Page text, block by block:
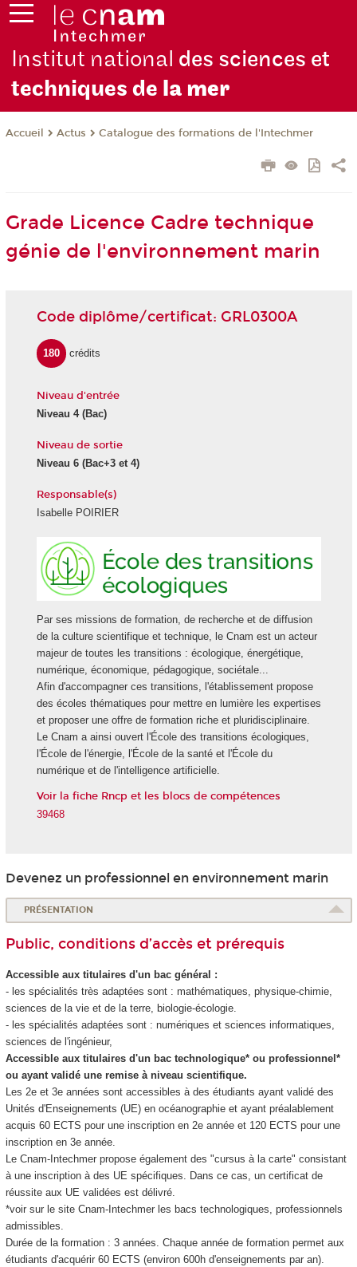
Institut national des sciences et
techniques de la mer
Accueil Actus Catalogue des formations de l'Intechmer
Grade Licence Cadre technique
génie de l'environnement marin
Code diplôme/certificat: GRL0300A
180 crédits
Niveau d'entrée
Niveau 4 (Bac)
Niveau de sortie
Niveau 6 (Bac+3 et 4)
Responsable(s)
Isabelle POIRIER
Par ses missions de formation, de recherche et de diffusion
de la culture scientifique et technique, le Cnam est un acteur
majeur de toutes les transitions : écologique, énergétique,
numérique, économique, pédagogique, sociétale...
Afin d'accompagner ces transitions, l'établissement propose
des écoles thématiques pour mettre en lumière les expertises
et proposer une offre de formation riche et pluridisciplinaire.
Le Cnam a ainsi ouvert l'École des transitions écologiques,
l'École de l'énergie, l'École de la santé et l'École du
numérique et de l'intelligence artificielle.
Voir la fiche Rncp et les blocs de compétences
39468
Devenez un professionnel en environnement marin
PRÉSENTATION
Public, conditions d’accès et prérequis
Accessible aux titulaires d'un bac général :
- les spécialités très adaptées sont : mathématiques, physique-chimie,
sciences de la vie et de la terre, biologie-écologie.
- les spécialités adaptées sont : numériques et sciences informatiques,
sciences de l'ingénieur,
Accessible aux titulaires d'un bac technologique* ou professionnel*
ou ayant validé une remise à niveau scientifique.
Les 2e et 3e années sont accessibles à des étudiants ayant validé des
Unités d'Enseignements (UE) en océanographie et ayant préalablement
acquis 60 ECTS pour une inscription en 2e année et 120 ECTS pour une
inscription en 3e année.
Le Cnam-Intechmer propose également des "cursus à la carte" consistant
à une inscription à des UE spécifiques. Dans ce cas, un certificat de
réussite aux UE validées est délivré.
*voir sur le site Cnam-Intechmer les bacs technologiques, professionnels
admissibles.
Durée de la formation : 3 années. Chaque année de formation permet aux
étudiants d'acquérir 60 ECTS (environ 600h d'enseignements par an).